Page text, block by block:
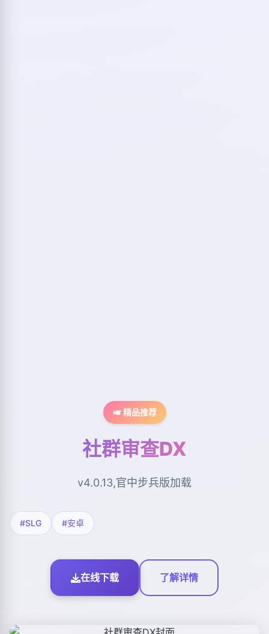
🎺 精品推荐
社群审查DX
v4.0.13,官中步兵版加载
#SLG #安卓
在线下载 了解详情